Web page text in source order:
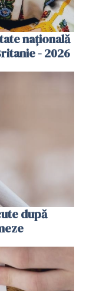
națională
- 2026
după